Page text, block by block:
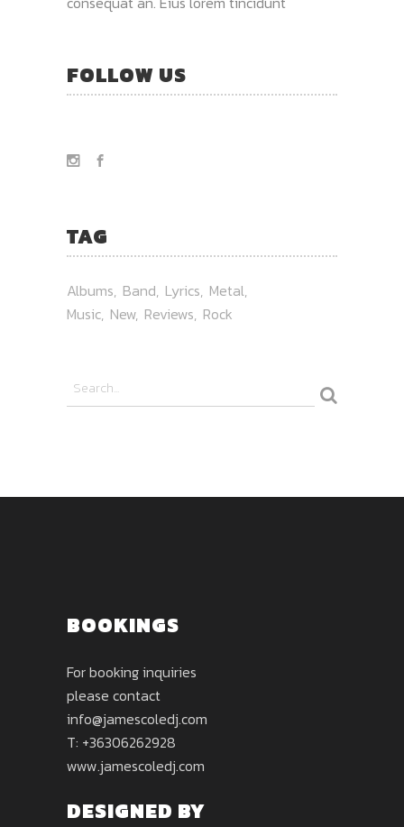
FOLLOW US
TAG
Albums Band Lyrics Metal
Music New Reviews Rock
BOOKINGS
For booking inquiries
please contact
info@jamescoledj.com
T: +36306262928
www.jamescoledj.com
DESIGNED BY